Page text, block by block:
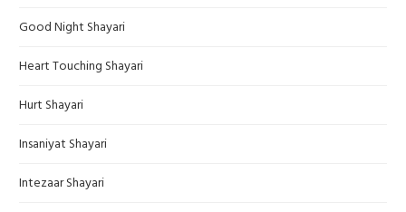
Good Night Shayari
Heart Touching Shayari
Hurt Shayari
Insaniyat Shayari
Intezaar Shayari